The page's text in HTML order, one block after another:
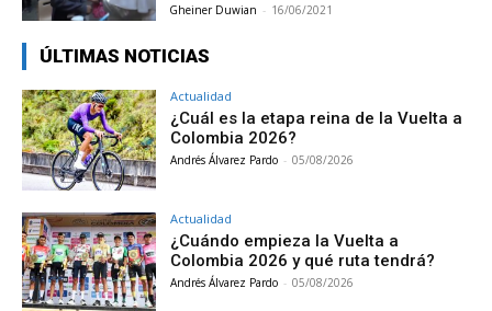
Gheiner Duwian - 16/06/2021
ÚLTIMAS NOTICIAS
Actualidad
¿Cuál es la etapa reina de la Vuelta a
Colombia 2026?
Andrés Álvarez Pardo - 05/08/2026
Actualidad
¿Cuándo empieza la Vuelta a
Colombia 2026 y qué ruta tendrá?
Andrés Álvarez Pardo - 05/08/2026